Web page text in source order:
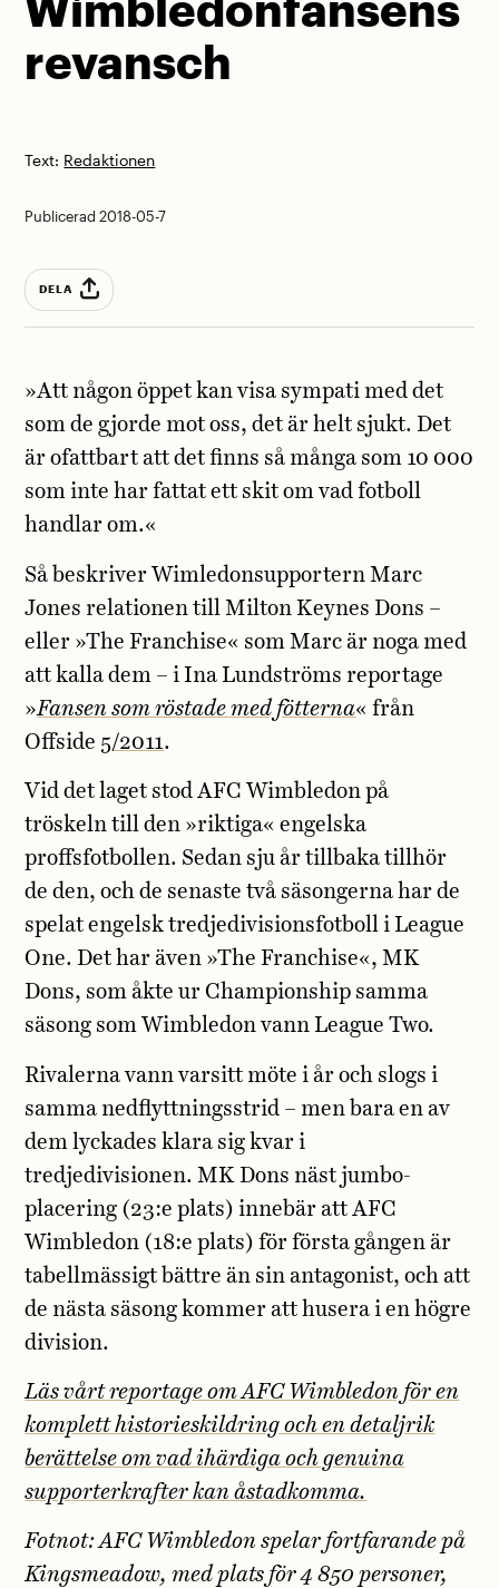
revansch
Text: Redaktionen
Publicerad 2018-05-7
DELA
»Att någon öppet kan visa sympati med det
som de gjorde mot oss, det är helt sjukt. Det
är ofattbart att det finns så många som 10 000
som inte har fattat ett skit om vad fotboll
handlar om.«
Så beskriver Wimledonsupportern Marc
Jones relationen till Milton Keynes Dons –
eller »The Franchise« som Marc är noga med
att kalla dem – i Ina Lundströms reportage
»Fansen som röstade med fötterna« från
Offside 5/2011 .
Vid det laget stod AFC Wimbledon på
tröskeln till den »riktiga« engelska
proffsfotbollen. Sedan sju år tillbaka tillhör
de den, och de senaste två säsongerna har de
spelat engelsk tredjedivisionsfotboll i League
One. Det har även »The Franchise«, MK
Dons, som åkte ur Championship samma
säsong som Wimbledon vann League Two.
Rivalerna vann varsitt möte i år och slogs i
samma nedflyttningsstrid – men bara en av
dem lyckades klara sig kvar i
tredjedivisionen. MK Dons näst jumbo-
placering (23:e plats) innebär att AFC
Wimbledon (18:e plats) för första gången är
tabellmässigt bättre än sin antagonist, och att
de nästa säsong kommer att husera i en högre
division.
Läs vårt reportage om AFC Wimbledon för en
komplett historieskildring och en detaljrik
berättelse om vad ihärdiga och genuina
supporterkrafter kan åstadkomma.
Fotnot: AFC Wimbledon spelar fortfarande på
Kingsmeadow, med plats för 4 850 personer,